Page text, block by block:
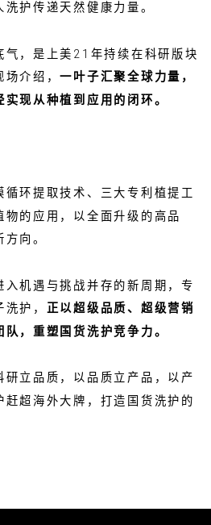
护传递天然健康力量。
气，是上美21年持续在科研版块
场介绍，一叶子汇聚全球力量，
现从种植到应用的闭环。
环提取技术、三大专利植提工
的应用，以全面升级的高品
向。
入机遇与挑战并存的新周期，专
护， 正以超级品质、超级营销
，重塑国货洗护竞争力。
立品质，以品质立产品，以产
赶超海外大牌，打造国货洗护的